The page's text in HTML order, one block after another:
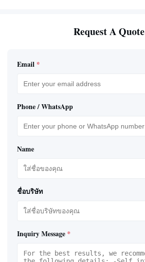
Request A Quote
Email *
Phone / WhatsApp
Name
ชื่อบริษัท
Inquiry Message *